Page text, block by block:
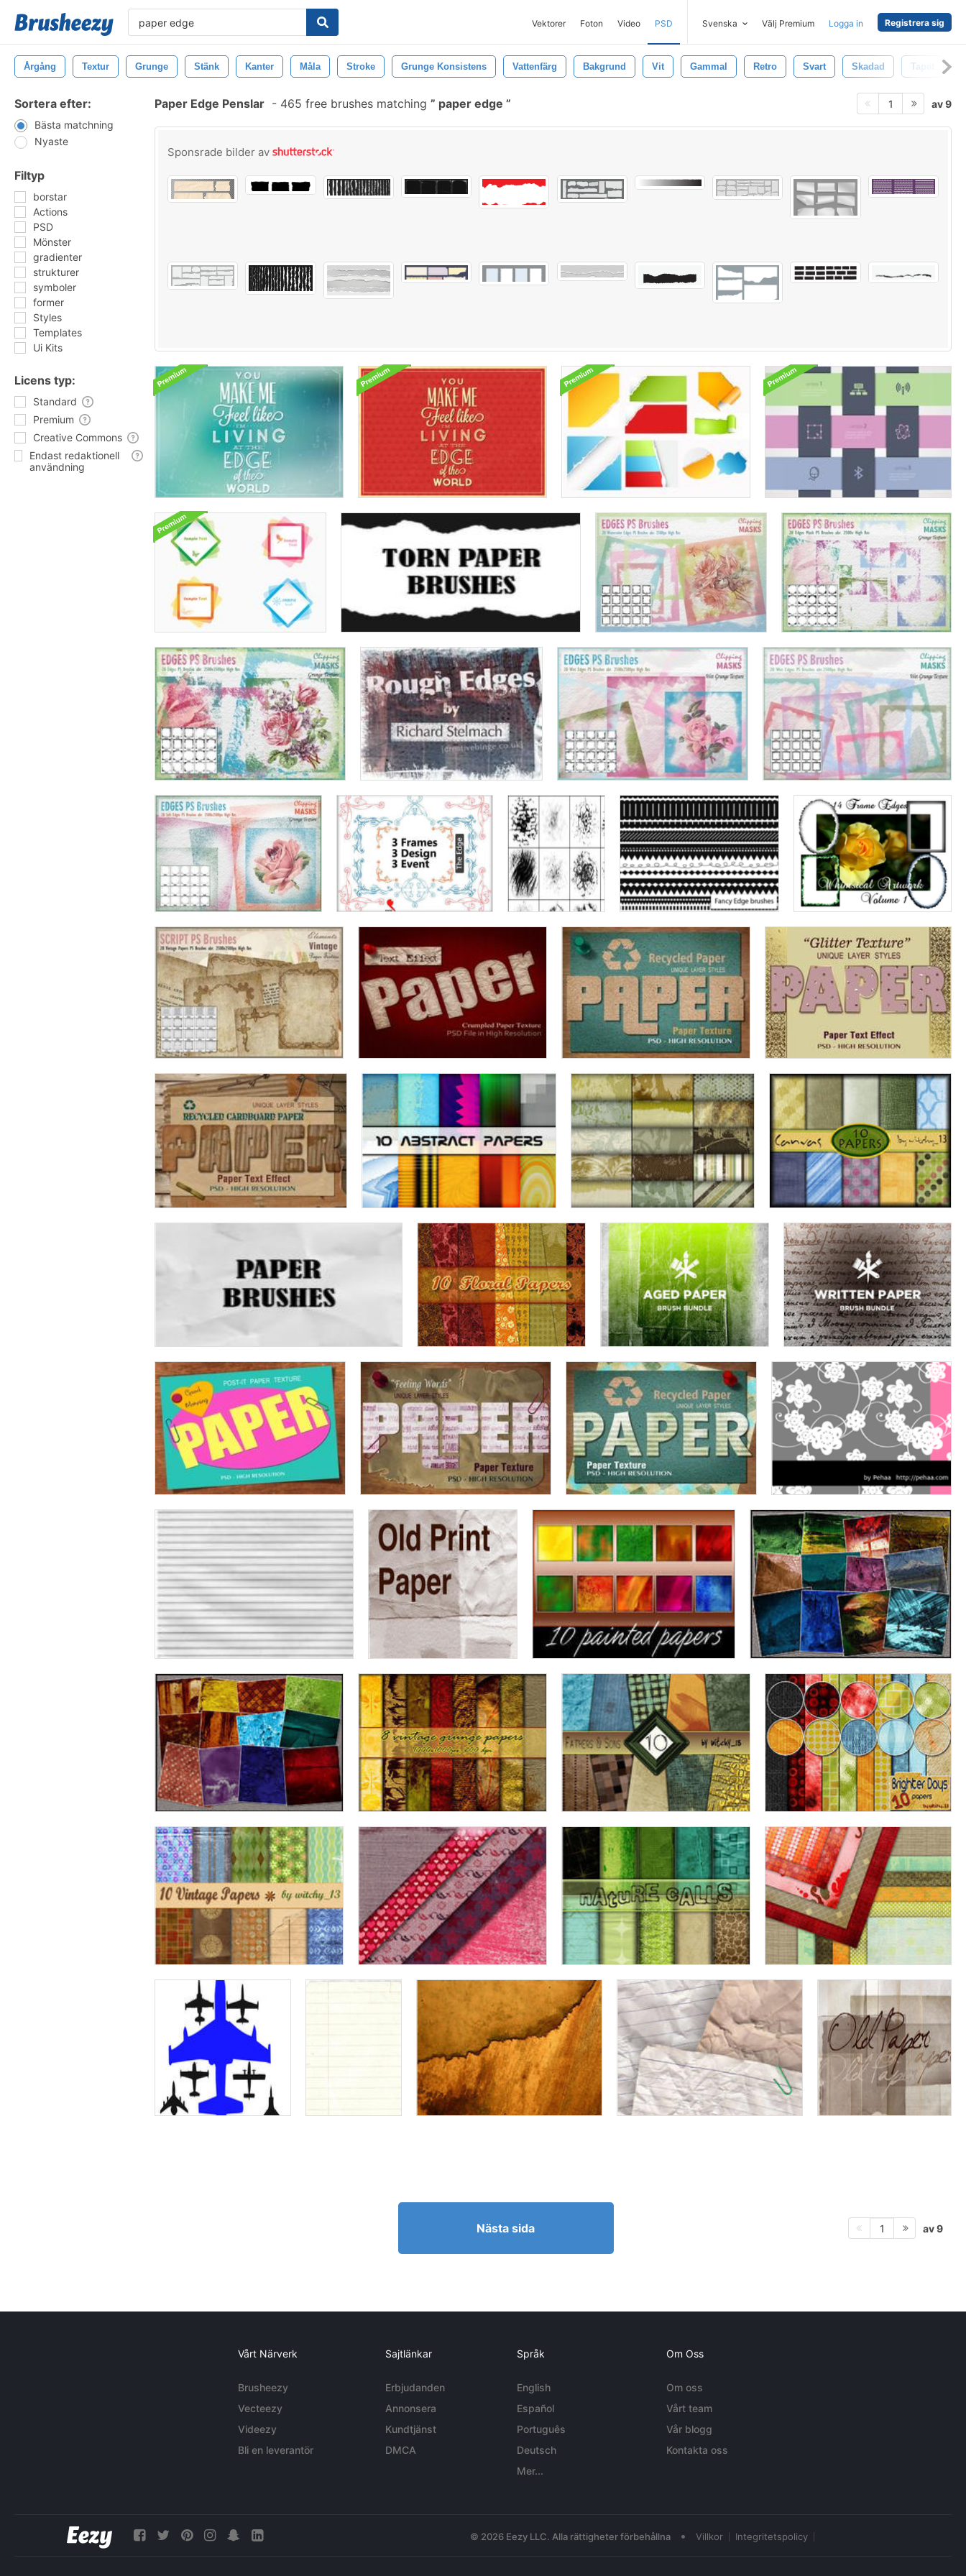
Vektorer Foton Video PSD Svenska Välj Premium Logga in Registrera sig
Årgång Textur Grunge Stänk Kanter Måla Stroke Grunge Konsistens Vattenfärg Bakgrund Vit Gammal Retro Svart Skadad Tapet
Sortera efter:
Bästa matchning
Nyaste
Filtyp
borstar
Actions
PSD
Mönster
gradienter
strukturer
symboler
former
Styles
Templates
Ui Kits
Licens typ:
Standard
Premium
Creative Commons
Endast redaktionell
användning
Paper Edge Penslar - 465 free brushes matching paper edge 1 av 9
Sponsrade bilder av
Nästa sida 1 av 9
Vårt Närverk
Brusheezy
Vecteezy
Videezy
Bli en leverantör
Sajtlänkar
Erbjudanden
Annonsera
Kundtjänst
DMCA
Språk
English
Español
Português
Deutsch
Mer...
Om Oss
Om oss
Vårt team
Vår blogg
Kontakta oss
© 2026 Eezy LLC. Alla rättigheter förbehållna • Villkor Integritetspolicy